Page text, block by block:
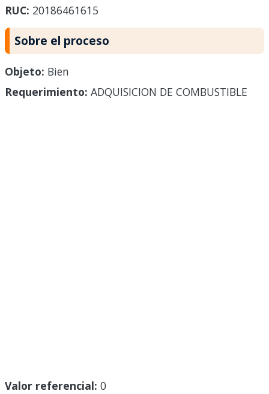
RUC: 20186461615
Sobre el proceso
Objeto: Bien
Requerimiento: ADQUISICION DE COMBUSTIBLE
Valor referencial: 0